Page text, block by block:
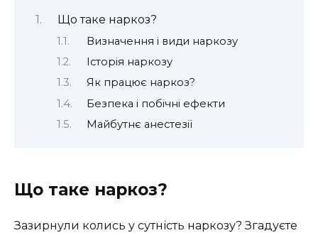
Що таке наркоз?
Визначення і види наркозу
Історія наркозу
Як працює наркоз?
Безпека і побічні ефекти
Майбутнє анестезії
Що таке наркоз?
Зазирнули колись у сутність наркозу? Згадуєте